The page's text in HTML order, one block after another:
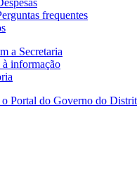
frequentes
a Secretaria
à informação
o Portal do Governo do